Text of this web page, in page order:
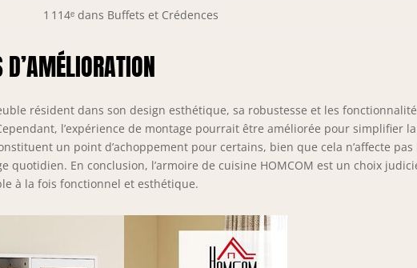
1 114ᵉ dans Buffets et Crédences
résident dans son design esthétique, sa robustesse et les
l’expérience de montage pourrait être améliorée pour simplifier
un point d’achoppement pour certains, bien que cela n’affecte pas
quotidien. En conclusion, l’armoire de cuisine HOMCOM est un choix
à la fois fonctionnel et esthétique.